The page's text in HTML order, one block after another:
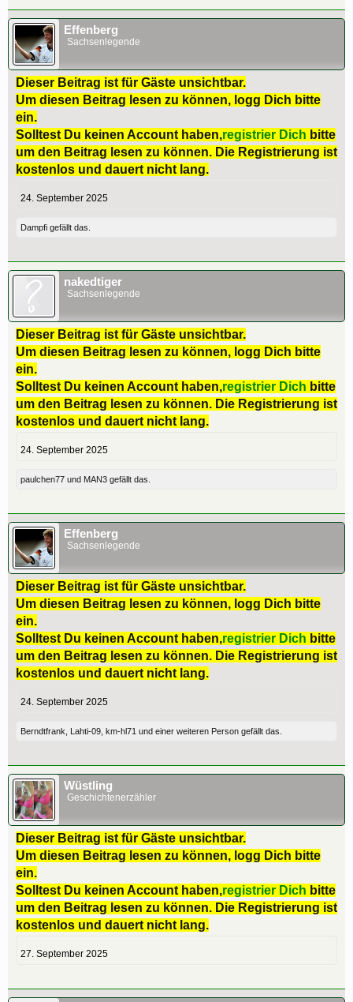
Effenberg
Sachsenlegende
Dieser Beitrag ist für Gäste unsichtbar.
Um diesen Beitrag lesen zu können, logg Dich bitte
ein.
Solltest Du keinen Account haben,registrier Dich bitte
um den Beitrag lesen zu können. Die Registrierung ist
kostenlos und dauert nicht lang.
24. September 2025
Dampfi gefällt das.
nakedtiger
Sachsenlegende
Dieser Beitrag ist für Gäste unsichtbar.
Um diesen Beitrag lesen zu können, logg Dich bitte
ein.
Solltest Du keinen Account haben,registrier Dich bitte
um den Beitrag lesen zu können. Die Registrierung ist
kostenlos und dauert nicht lang.
24. September 2025
paulchen77 und MAN3 gefällt das.
Effenberg
Sachsenlegende
Dieser Beitrag ist für Gäste unsichtbar.
Um diesen Beitrag lesen zu können, logg Dich bitte
ein.
Solltest Du keinen Account haben,registrier Dich bitte
um den Beitrag lesen zu können. Die Registrierung ist
kostenlos und dauert nicht lang.
24. September 2025
Berndtfrank Lahti-09 km-hl71 und einer weiteren Person gefällt das.
Wüstling
Geschichtenerzähler
Dieser Beitrag ist für Gäste unsichtbar.
Um diesen Beitrag lesen zu können, logg Dich bitte
ein.
Solltest Du keinen Account haben,registrier Dich bitte
um den Beitrag lesen zu können. Die Registrierung ist
kostenlos und dauert nicht lang.
27. September 2025